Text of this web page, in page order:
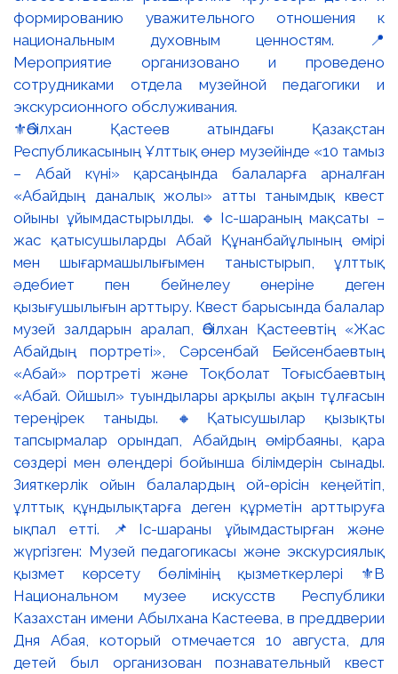
⚜️Әбілхан Қастеев атындағы Қазақстан
Республикасының Ұлттық өнер музейінде «10 тамыз
– Абай күні» қарсаңында балаларға арналған
«Абайдың даналық жолы» атты танымдық квест
ойыны ұйымдастырылды. 🔹Іс-шараның мақсаты –
жас қатысушыларды Абай Құнанбайұлының өмірі
мен шығармашылығымен таныстырып, ұлттық
әдебиет пен бейнелеу өнеріне деген
қызығушылығын арттыру. Квест барысында балалар
музей залдарын аралап, Әбілхан Қастеевтің «Жас
Абайдың портреті», Сәрсенбай Бейсенбаевтың
«Абай» портреті және Тоқболат Тоғысбаевтың
«Абай. Ойшыл» туындылары арқылы ақын тұлғасын
тереңірек таныды. 🔸Қатысушылар қызықты
тапсырмалар орындап, Абайдың өмірбаяны, қара
сөздері мен өлеңдері бойынша білімдерін сынады.
Зияткерлік ойын балалардың ой-өрісін кеңейтіп,
ұлттық құндылықтарға деген құрметін арттыруға
ықпал етті. 📌Іс-шараны ұйымдастырған және
жүргізген: Музей педагогикасы және экскурсиялық
қызмет көрсету бөлімінің қызметкерлері ⚜️В
Национальном музее искусств Республики
Казахстан имени Абылхана Кастеева, в преддверии
Дня Абая, который отмечается 10 августа, для
детей был организован познавательный квест